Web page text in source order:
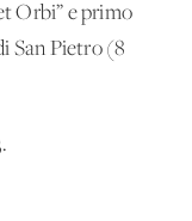
Orbi” e primo
San Pietro (8